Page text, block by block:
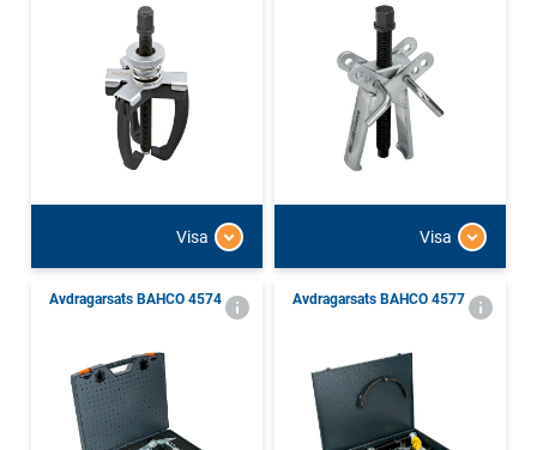
Visa Visa
Avdragarsats BAHCO 4574 Avdragarsats BAHCO 4577